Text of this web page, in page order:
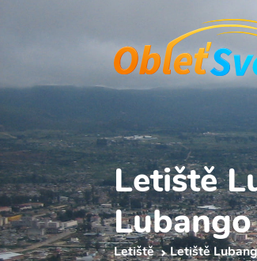
Letiště
Letiště Letiště